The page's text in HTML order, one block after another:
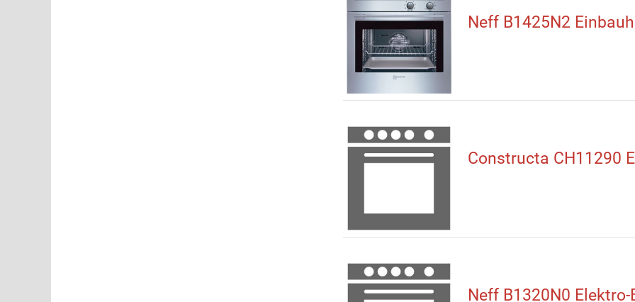
Neff B1425N2
Constructa CH11290
Neff B1320N0